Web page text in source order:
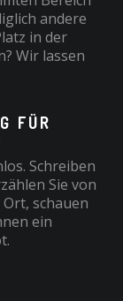
andere
in der
Wir lassen
FÜR
Schreiben
Sie von
schauen
ein